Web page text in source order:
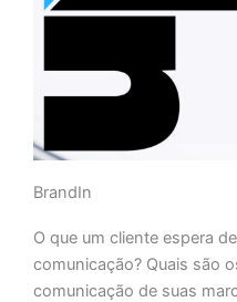
BrandIn
O que um cliente espera
comunicação? Quais são
comunicação de suas